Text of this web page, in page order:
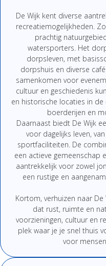
De Wijk kent diverse
recreatiemogelijkheden.
prachtig
watersporters. Het
dorpsleven, met
dorpshuis en diverse
samenkomen voor
cultuur en geschiedenis
en historische locaties in
boerderijen en
Daarnaast biedt De Wijk
voor dagelijks leven,
sportfaciliteiten. De
een actieve gemeenschap
aantrekkelijk voor zowel
een rustige en
Kortom, verhuizen naar
dat rust, ruimte en
voorzieningen, cultuur en
plek waar je je snel thuis
voor